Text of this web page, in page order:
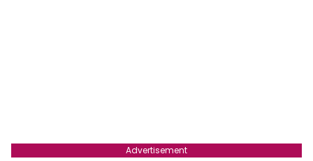
Advertisement